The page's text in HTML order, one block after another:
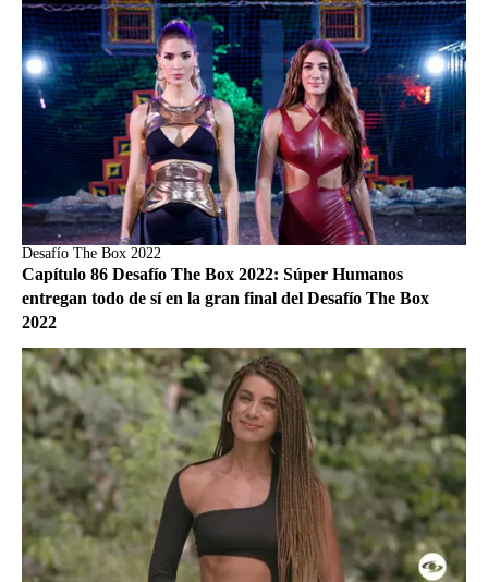
Desafío The Box 2022
Capítulo 86 Desafío The Box 2022: Súper Humanos
entregan todo de sí en la gran final del Desafío The Box
2022